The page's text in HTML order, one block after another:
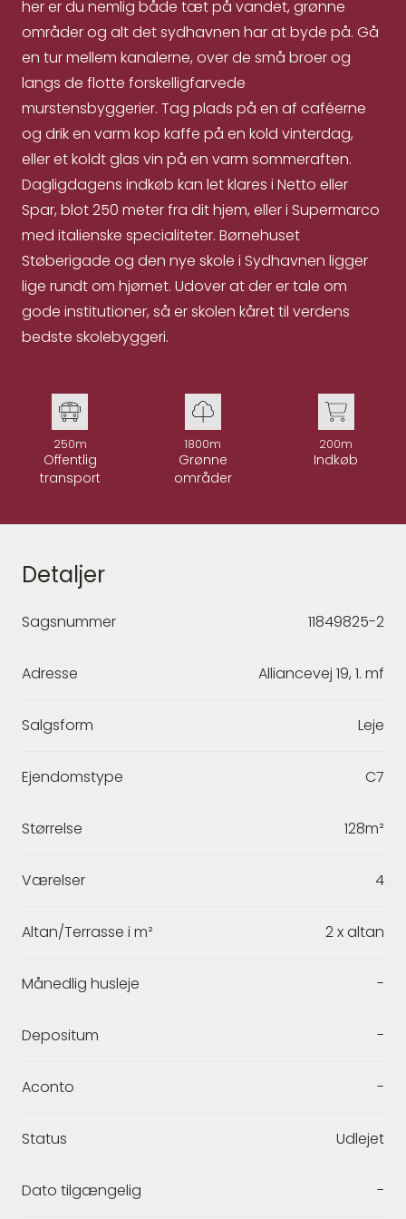
her er du nemlig både tæt på vandet, grønne
områder og alt det sydhavnen har at byde på. Gå
en tur mellem kanalerne, over de små broer og
langs de flotte forskelligfarvede
murstensbyggerier. Tag plads på en af caféerne
og drik en varm kop kaffe på en kold vinterdag,
eller et koldt glas vin på en varm sommeraften.
Dagligdagens indkøb kan let klares i Netto eller
Spar, blot 250 meter fra dit hjem, eller i Supermarco
med italienske specialiteter. Børnehuset
Støberigade og den nye skole i Sydhavnen ligger
lige rundt om hjørnet. Udover at der er tale om
gode institutioner, så er skolen kåret til verdens
bedste skolebyggeri.
250m
Offentlig
transport
1800m
Grønne
områder
200m
Indkøb
Detaljer
Sagsnummer 11849825-2
Adresse Alliancevej 19, 1. mf
Salgsform Leje
Ejendomstype C7
Størrelse 128m²
Værelser 4
Altan/Terrasse i m² 2 x altan
Månedlig husleje -
Depositum -
Aconto -
Status Udlejet
Dato tilgængelig -